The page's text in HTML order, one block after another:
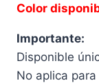
Color
Importante:
Disponible
No aplica